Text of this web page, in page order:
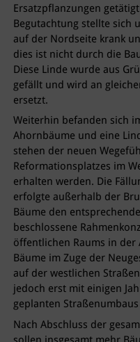
Ersatzpflanzungen
Begutachtung stellte sich
auf der Nordseite krank
dies ist nicht durch die
Diese Linde wurde aus
gefällt und wird an
ersetzt.
Weiterhin befanden sich
Ahornbäume und eine
stehen der neuen
Reformationsplatzes im
erhalten werden. Die
erfolgte außerhalb der
Bäume den
beschlossene
öffentlichen Raums in der
Bäume im Zuge der
auf der westlichen
jedoch erst mit einigen
geplanten
Nach Abschluss der